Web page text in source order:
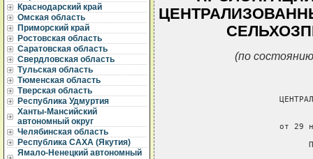
Краснодарский край
Омская область
Приморский край
Ростовская область
Саратовская область
Свердловская область
Тульская область
Тюменская область
Тверская область
Республика Удмуртия
Ханты-Мансийский
автономный округ
Челябинская область
Республика САХА (Якутия)
Ямало-Ненецкий автономный
(по
от 29